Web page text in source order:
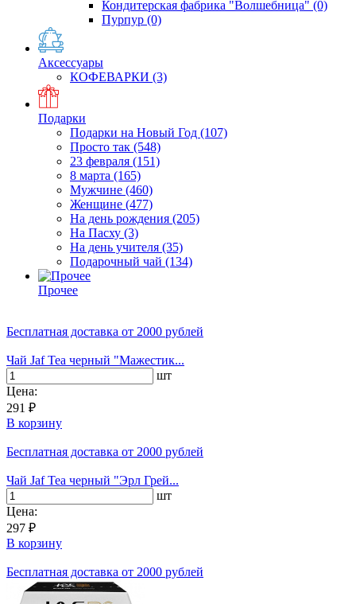
Кондитерская фабрика "Волшебница" (0)
Пурпур (0)
Аксессуары
КОФЕВАРКИ (3)
Подарки
Подарки на Новый Год (107)
Просто так (548)
23 февраля (151)
8 марта (165)
Мужчине (460)
Женщине (477)
На день рождения (205)
На Пасху (3)
На день учителя (35)
Подарочный чай (134)
Прочее
Бесплатная доставка от 2000 рублей
Чай Jaf Tea черный "Мажестик...
шт
Цена:
291 ₽
В корзину
Бесплатная доставка от 2000 рублей
Чай Jaf Tea черный "Эрл Грей...
шт
Цена:
297 ₽
В корзину
Бесплатная доставка от 2000 рублей